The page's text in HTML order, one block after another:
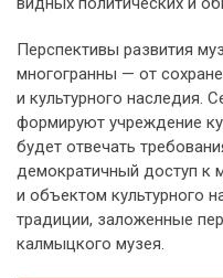
Перспективы развития
многогранны — от
и культурного наследия.
формируют учреждение
будет отвечать
демократичный доступ к
и объектом культурного
традиции, заложенные
калмыцкого музея.